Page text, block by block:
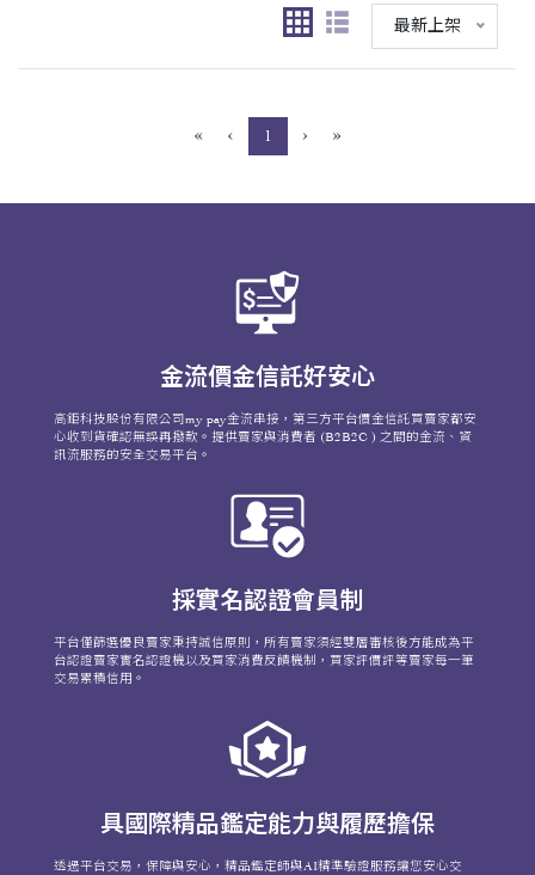
最新上架
« ‹ 1 (current)
› »
金流價金信託好安心
高鉅科技股份有限公司my pay金流串接，第三方平台價金信託買賣家都安
心收到貨確認無誤再撥款。提供賣家與消費者 (B2B2C ) 之間的金流、資
訊流服務的安全交易平台。
採實名認證會員制
平台僅篩選優良賣家秉持誠信原則，所有賣家須經雙層審核後方能成為平
台認證賣家實名認證機以及買家消費反饋機制，買家評價評等賣家每一筆
交易累積信用。
具國際精品鑑定能力與履歷擔保
透過平台交易，保障與安心，精品鑑定師與AI精準驗證服務讓您安心交